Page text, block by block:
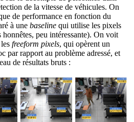
de la vitesse de véhicules. On
de performance en fonction du
à une baseline qui utilise les pixels
honnêtes, peu intéressante). On voit
freeform pixels, qui opèrent un
par rapport au problème adressé, et
de résultats bruts :